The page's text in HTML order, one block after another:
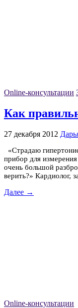
Online-консультации
Как
27 декабря 2012
«Страдаю
прибор для
очень большой
верить?» Кардиолог,
Далее →
Online-консультации